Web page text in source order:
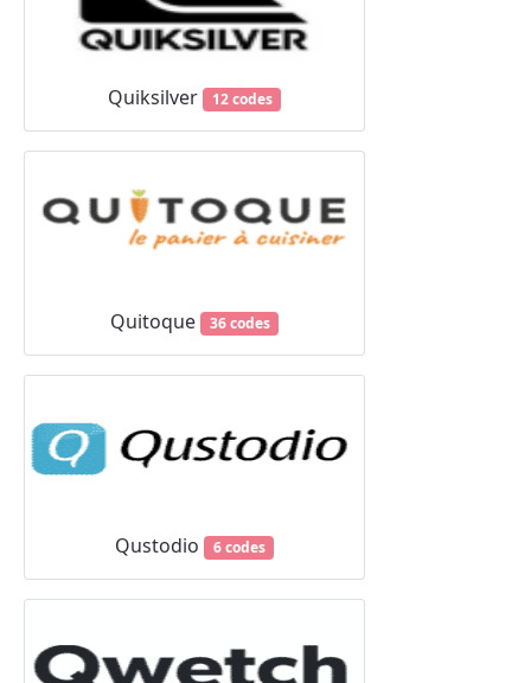
Quiksilver 12 codes
Quitoque 36 codes
Qustodio 6 codes